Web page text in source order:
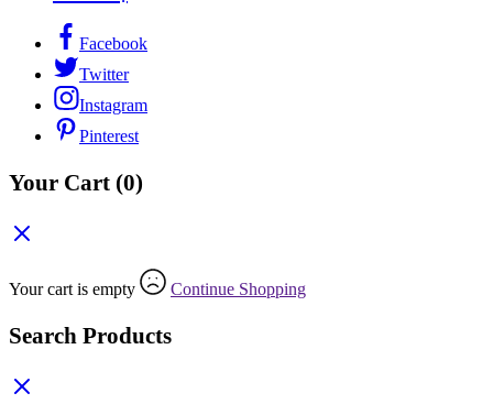
Facebook
Twitter
Instagram
Pinterest
Your Cart (0)
Your cart is empty Continue Shopping
Search Products